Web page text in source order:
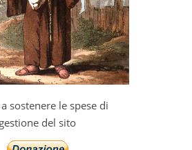
sostenere le spese di
gestione del sito